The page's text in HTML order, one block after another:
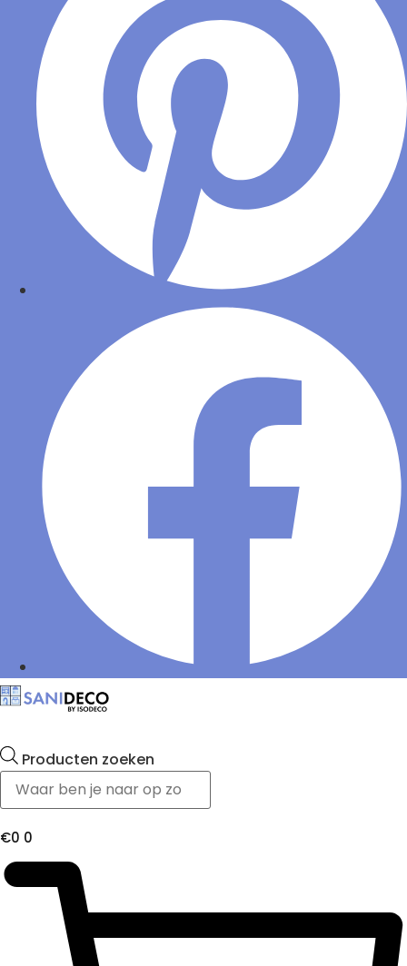
Producten zoeken
€0 0